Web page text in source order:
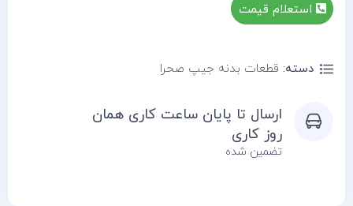
استعلام قیمت
دسته: قطعات بدنه جیپ صحرا
ارسال تا پایان ساعت کاری همان
روز کاری
تضمین شده